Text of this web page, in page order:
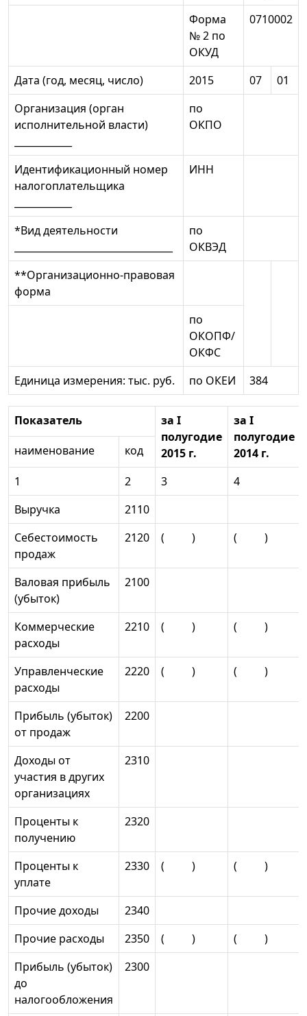
Форма
№ 2 по
ОКУД
0710002
Дата (год, месяц, число) 2015 07
01
Организация (орган
исполнительной власти)
по
ОКПО
Идентификационный номер
налогоплательщика
ИНН
*Вид деятельности
по
ОКВЭД
**Организационно-правовая
форма
по
ОКОПФ/
ОКФС
Единица измерения: тыс. руб.
по ОКЕИ 384
Показатель
за I
полугодие
2015 г.
за I
полугодие
2014 г.
наименование код
1 2 3
4
Выручка
2110
Себестоимость
продаж
2120 ( ) ( )
Валовая прибыль
(убыток)
2100
Коммерческие
расходы
2210 ( ) ( )
Управленческие
расходы
2220 ( ) ( )
Прибыль (убыток)
от продаж
2200
Доходы от
участия в других
организациях
2310
Проценты к
получению
2320
Проценты к
уплате
2330 ( ) ( )
Прочие доходы
2340
Прочие расходы
2350 ( )
( )
Прибыль (убыток)
до
налогообложения
2300